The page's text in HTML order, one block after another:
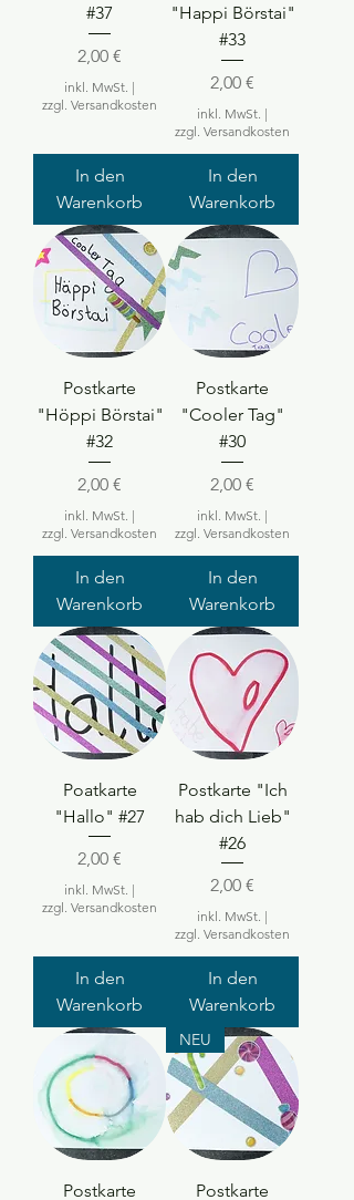
#37
Preis
2,00 €
inkl. MwSt. |
zzgl. Versandkosten
In den
Warenkorb
"Happi Börstai"
#33
Preis
2,00 €
inkl. MwSt. |
zzgl. Versandkosten
In den
Warenkorb
Postkarte
"Höppi Börstai"
#32
Preis
2,00 €
inkl. MwSt. |
zzgl. Versandkosten
In den
Warenkorb
Postkarte
"Cooler Tag"
#30
Preis
2,00 €
inkl. MwSt. |
zzgl. Versandkosten
In den
Warenkorb
Poatkarte
"Hallo" #27
Preis
2,00 €
inkl. MwSt. |
zzgl. Versandkosten
In den
Warenkorb
Postkarte "Ich
hab dich Lieb"
#26
Preis
2,00 €
inkl. MwSt. |
zzgl. Versandkosten
In den
Warenkorb
Postkarte
NEU
Postkarte